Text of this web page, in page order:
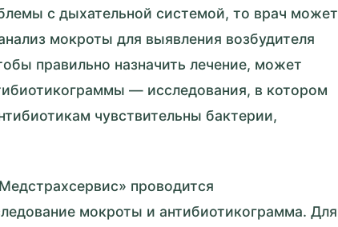
с дыхательной системой, то врач может
мокроты для выявления возбудителя
правильно назначить лечение, может
— исследования, в котором
чувствительны бактерии,
проводится
мокроты и антибиотикограмма. Для